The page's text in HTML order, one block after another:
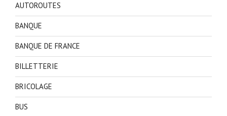
AUTOROUTES
BANQUE
BANQUE DE FRANCE
BILLETTERIE
BRICOLAGE
BUS